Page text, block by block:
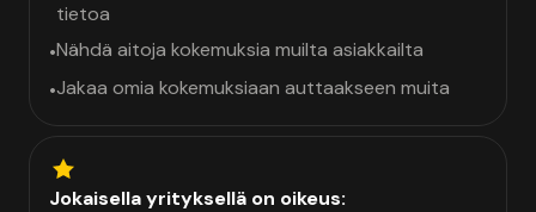
tietoa
•Nähdä aitoja kokemuksia muilta asiakkailta
•Jakaa omia kokemuksiaan auttaakseen muita
Jokaisella yrityksellä on oikeus: